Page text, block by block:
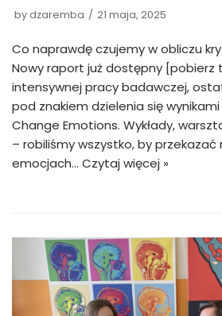
by dzaremba 21 maja, 2025
Co naprawdę czujemy w obliczu
Nowy raport już dostępny [pobierz
intensywnej pracy badawczej,
pod znakiem dzielenia się
Change Emotions. Wykłady,
– robiliśmy wszystko, by
emocjach… Czytaj więcej »